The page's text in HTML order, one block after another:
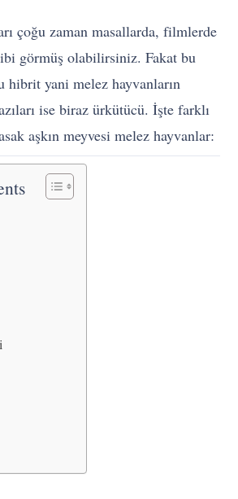
çoğu zaman masallarda, filmlerde
görmüş olabilirsiniz. Fakat bu
hibrit yani melez hayvanların
ise biraz ürkütücü. İşte farklı
aşkın meyvesi melez hayvanlar: